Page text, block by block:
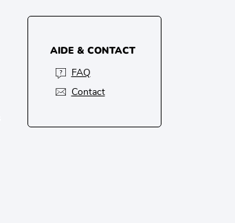
AIDE & CONTACT
FAQ
Contact